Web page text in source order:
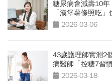
糖尿病會減壽10
「漢堡薯條照吃
最降血糖
2026-03-06
43歲護理師實測2
病醫師「控糖7習
瘦身減脂
2026-03-18